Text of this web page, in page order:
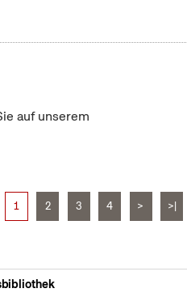
auf unserem
1 2 3 4 > >|